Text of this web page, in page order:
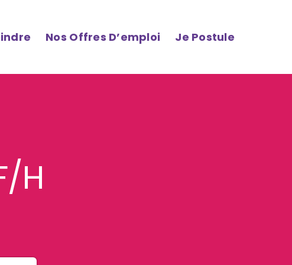
Nos Offres D’emploi Je Postule
H